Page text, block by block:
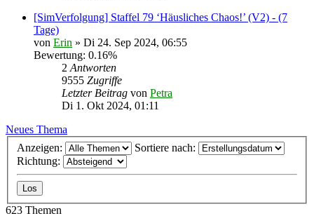
[SimVerfolgung] Staffel 79 ‘Häusliches Chaos!’ (V2) - (7
Tage)
von Erin » Di 24. Sep 2024, 06:55
Bewertung: 0.16%
2 Antworten
9555 Zugriffe
Letzter Beitrag von Petra
Di 1. Okt 2024, 01:11
Neues Thema
Anzeigen:
Sortiere nach:
Richtung:
623 Themen